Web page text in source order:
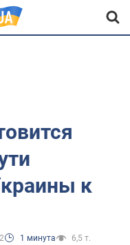
к
1 минута 6,5 т.